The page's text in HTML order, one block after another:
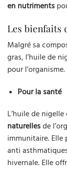
en nutriments
Les bienfaits
Malgré sa
gras, l’huile de
pour l’organisme.
Pour la santé
L’huile de
naturellesde
immunitaire. Elle
anti
hivernale. Elle